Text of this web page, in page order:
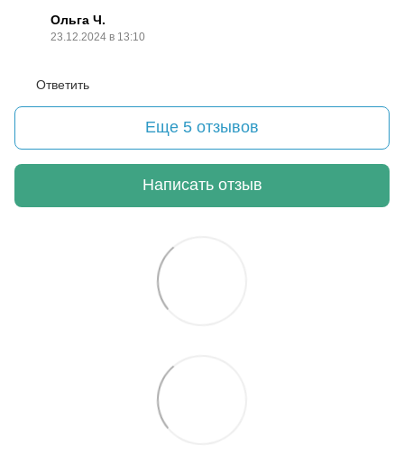
Ольга Ч.
23.12.2024 в 13:10
Ответить
Еще 5 отзывов
Написать отзыв